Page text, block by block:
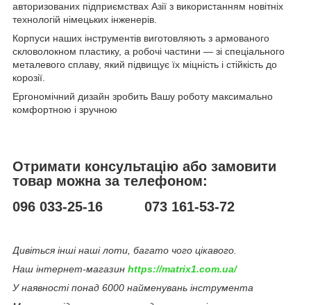
авторизованих підприємствах Азії з використанням новітніх
технологій німецьких інженерів.
Корпуси наших інструментів виготовляють з армованого
скловолокном пластику, а робочі частини — зі спеціального
металевого сплаву, який підвищує їх міцність і стійкість до
корозії.
Ергономічний дизайн зробить Вашу роботу максимально
комфортною і зручною
Отримати консультацію або замовити
товар можна за телефоном:
096 033-25-16 073 161-53-72
Дивіться інші наші лоти, багато чого цікавого.
Наш інтернет-магазин https://matrix1.com.ua/
У наявності понад 6000 найменувань інструмента